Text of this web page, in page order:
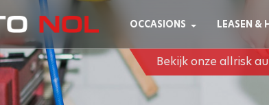
OCCASIONS LEASEN &
Bekijk onze allrisk